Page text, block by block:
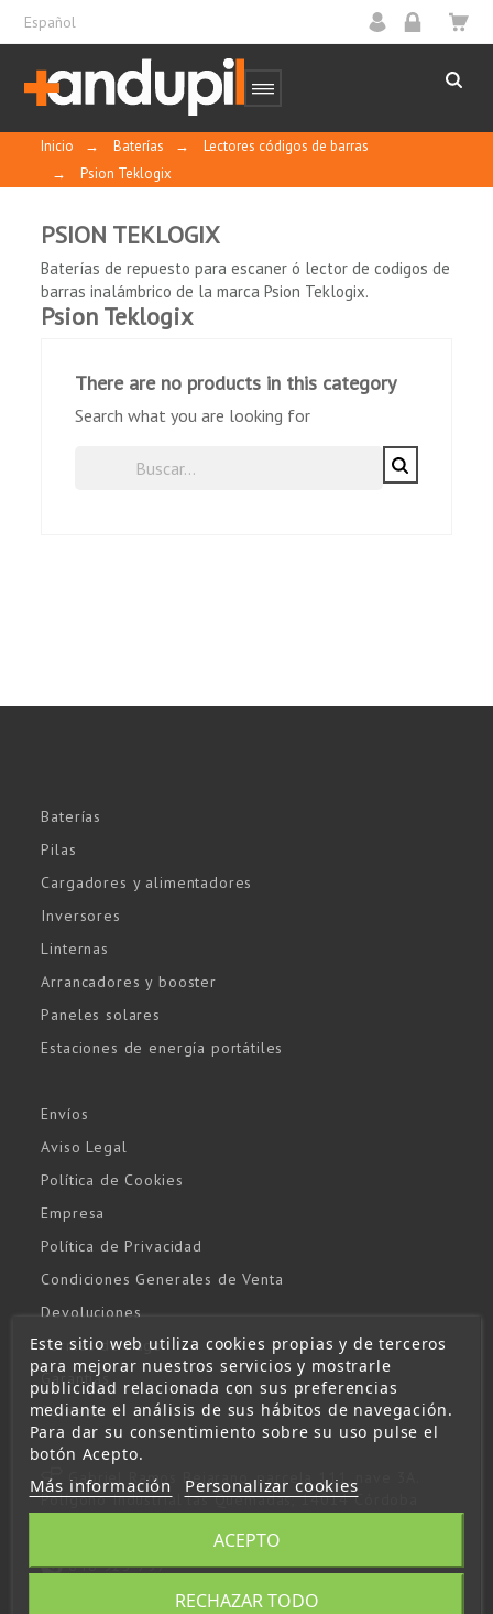
Español
Inicio → Baterías →
Lectores códigos de barras
→
Psion Teklogix
PSION TEKLOGIX
Baterías de repuesto para escaner ó lector de codigos de
barras inalámbrico de la marca Psion Teklogix.
Psion Teklogix
There are no products in this category
Search what you are looking for
Baterías
Pilas
Cargadores y alimentadores
Inversores
Linternas
Arrancadores y booster
Paneles solares
Estaciones de energía portátiles
Envíos
Aviso Legal
Política de Cookies
Empresa
Política de Privacidad
Condiciones Generales de Venta
Devoluciones
Formas de Pago
Garantías
Contacto
Gabriel Ramos Bejarano, parcela 111, nave 3A.
Polígono Industrial las Quemadas, 14014 Córdoba
648 923 797
consultas@andupil.com
Este sitio web utiliza cookies propias y de terceros
para mejorar nuestros servicios y mostrarle
publicidad relacionada con sus preferencias
mediante el análisis de sus hábitos de navegación.
Para dar su consentimiento sobre su uso pulse el
botón Acepto.
Más información Personalizar cookies
RECHAZAR TODO
ACEPTO